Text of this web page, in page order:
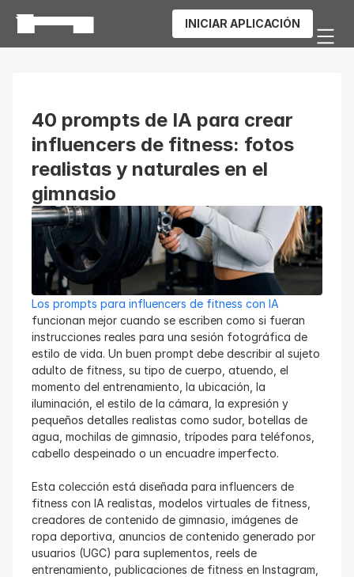
INICIAR APLICACIÓN
40 prompts de IA para crear
influencers de fitness: fotos
realistas y naturales en el
gimnasio
Los prompts para influencers de fitness con IA
funcionan mejor cuando se escriben como si fueran
instrucciones reales para una sesión fotográfica de
estilo de vida. Un buen prompt debe describir al sujeto
adulto de fitness, su tipo de cuerpo, atuendo, el
momento del entrenamiento, la ubicación, la
iluminación, el estilo de la cámara, la expresión y
pequeños detalles realistas como sudor, botellas de
agua, mochilas de gimnasio, trípodes para teléfonos,
cabello despeinado o un encuadre imperfecto.
Esta colección está diseñada para influencers de
fitness con IA realistas, modelos virtuales de fitness,
creadores de contenido de gimnasio, imágenes de
ropa deportiva, anuncios de contenido generado por
usuarios (UGC) para suplementos, reels de
entrenamiento, publicaciones de fitness en Instagram,